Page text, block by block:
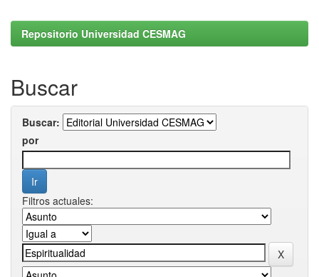
Repositorio Universidad CESMAG
Buscar
Buscar:
por
Filtros actuales: